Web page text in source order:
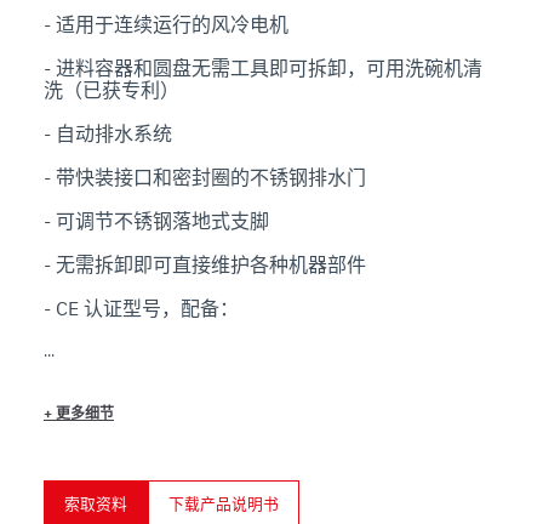
- 适用于连续运行的风冷电机
- 进料容器和圆盘无需工具即可拆卸，可用洗碗机清
洗（已获专利）
- 自动排水系统
- 带快装接口和密封圈的不锈钢排水门
- 可调节不锈钢落地式支脚
- 无需拆卸即可直接维护各种机器部件
- CE 认证型号，配备：
. 机器盖限位开关
+ 更多细节
索取资料 下载产品说明书